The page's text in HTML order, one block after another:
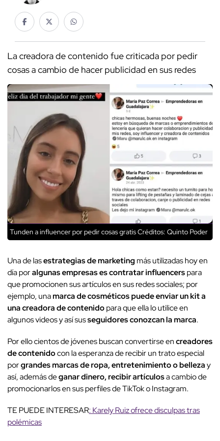
La creadora de contenido fue criticada por pedir
cosas a cambio de hacer publicidad en sus redes
Tunden a influencer por pedir cosas gratisCréditos: Quinto Poder
Una de lasestrategias de marketing más utilizadas hoy en
día poralgunas empresas es contratar influencerspara
que promocionen sus artículos en sus redes sociales; por
ejemplo, unamarca de cosméticos puede enviar un kit a
una creadora de contenidopara que ella lo utilice en
algunos videos y así susseguidores conozcan la marca.
Por ello cientos de jóvenes buscan convertirse encreadores
de contenidocon la esperanza de recibir un trato especial
porgrandes marcas de ropa, entretenimiento o bellezay
así, además deganar dinero, recibir artículosa cambio de
promocionarlos en sus perfiles de TikTok o Instagram.
TE PUEDE INTERESAR: Karely Ruiz ofrece disculpas tras
polémicas